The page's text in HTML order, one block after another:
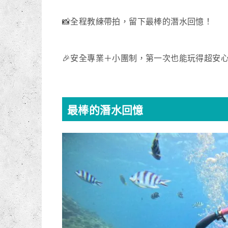
📸全程教練帶拍，留下最棒的潛水回憶！
🎉安全專業＋小團制，第一次也能玩得超安
最棒的潛水回憶